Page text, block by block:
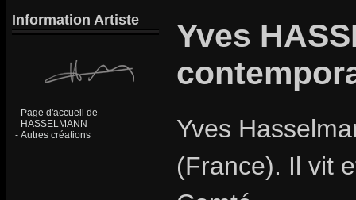
Information Artiste
- Page d'accueil de
HASSELMANN
- Autres créations
Yves
Yves
(France). Il vit